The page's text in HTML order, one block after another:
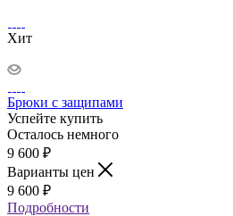
Хит
Брюки с защипами
Успейте купить
Осталось немного
9 600 ₽
Варианты цен
9 600 ₽
Подробности